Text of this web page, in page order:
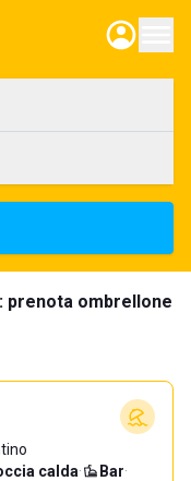
prenota ombrellone
calda· Bar·